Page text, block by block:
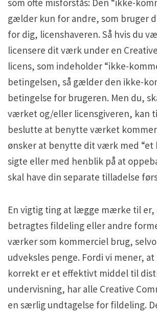
som ofte misforstås: Den “ikke-
gælder kun for andre, som bruger
for dig, licenshaveren. Så hvis du
licensere dit værk under en
licens, som indeholder “ikke-
betingelsen, så gælder den ikke-
betingelse for brugeren. Men du,
værket og/eller licensgiveren, kan
beslutte at benytte værket
ønsker at benytte dit værk med
sigte eller med henblik på at
skal have din separate tilladelse
En vigtig ting at lægge mærke til er,
betragtes fildeling eller andre
værker som kommerciel brug,
udveksles penge. Fordi vi mener,
korrekt er et effektivt middel til
undervisning, har alle Creative
en særlig undtagelse for fildeling.